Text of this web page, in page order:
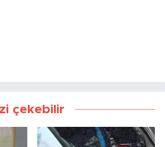
çekebilir